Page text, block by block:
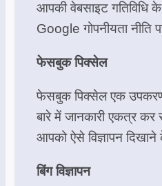
आपकी वेबसाइट गतिविधि
Google गोपनीयता नीति
फेसबुक पिक्सेल
फेसबुक पिक्सेल एक उपकरण
बारे में जानकारी एकत्र
आपको ऐसे विज्ञापन
बिंग विज्ञापन